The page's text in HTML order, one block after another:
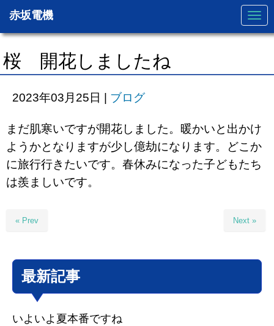
N
a
v
t
赤坂電機
桜 開花しましたね
2023年03月25日 | ブログ
まだ肌寒いですが開花しました。暖かいと出かけ
ようかとなりますが少し億劫になります。どこか
に旅行行きたいです。春休みになった子どもたち
は羨ましいです。
« Prev Next »
最新記事
いよいよ夏本番ですね